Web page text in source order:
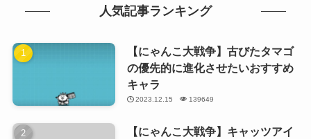
人気記事ランキング
【にゃんこ大戦争】古びたタマゴ
の優先的に進化させたいおすすめ
キャラ
2023.12.15 139649
【にゃんこ大戦争】キャッツアイ